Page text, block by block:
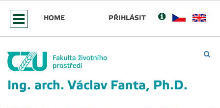
HOME PŘIHLÁSIT
Ing. arch. Václav Fanta, Ph.D.